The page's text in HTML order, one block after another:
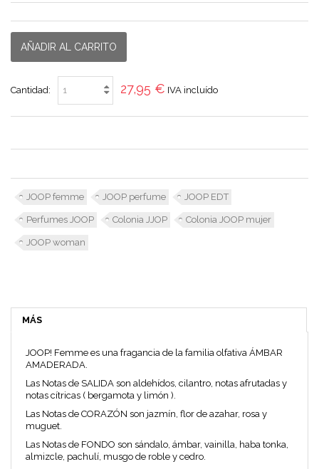
AÑADIR AL CARRITO
Cantidad: 27,95 € IVA incluído
JOOP femme JOOP perfume JOOP EDT
Perfumes JOOP Colonia JJOP Colonia JOOP mujer
JOOP woman
MÁS
JOOP! Femme es una fragancia de la familia olfativa ÁMBAR
AMADERADA.
Las Notas de SALIDA son aldehídos, cilantro, notas afrutadas y
notas cítricas ( bergamota y limón ).
Las Notas de CORAZÓN son jazmín, flor de azahar, rosa y
muguet.
Las Notas de FONDO son sándalo, ámbar, vainilla, haba tonka,
almizcle, pachulí, musgo de roble y cedro.